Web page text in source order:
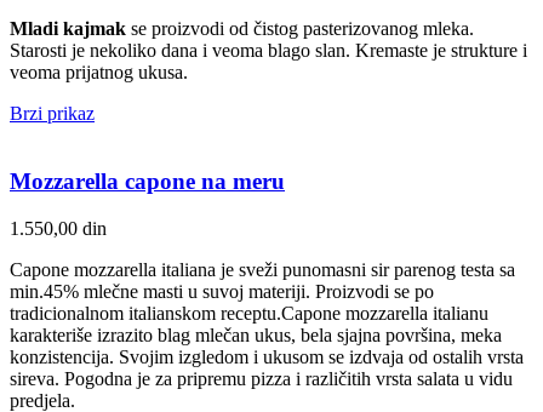
Mladi kajmak se proizvodi od čistog pasterizovanog mleka.
Starosti je nekoliko dana i veoma blago slan. Kremaste je strukture i
veoma prijatnog ukusa.
Brzi prikaz
Mozzarella capone na meru
1.550,00 din
Capone mozzarella italiana je sveži punomasni sir parenog testa sa
min.45% mlečne masti u suvoj materiji. Proizvodi se po
tradicionalnom italianskom receptu.Capone mozzarella italianu
karakteriše izrazito blag mlečan ukus, bela sjajna površina, meka
konzistencija. Svojim izgledom i ukusom se izdvaja od ostalih vrsta
sireva. Pogodna je za pripremu pizza i različitih vrsta salata u vidu
predjela.